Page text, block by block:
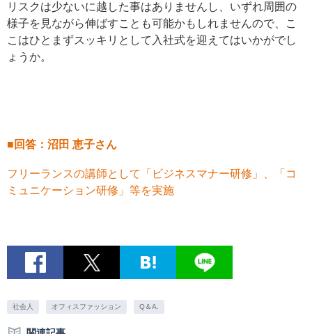
リスクは少ないに越した事はありませんし、いずれ周囲の
様子を見ながら伸ばすことも可能かもしれませんので、こ
こはひとまずスッキリとして入社式を迎えてはいかがでし
ょうか。
■回答：沼田 恵子さん
フリーランスの講師として「ビジネスマナー研修」、「コ
ミュニケーション研修」等を実施
社会人 オフィスファッション Q＆A.